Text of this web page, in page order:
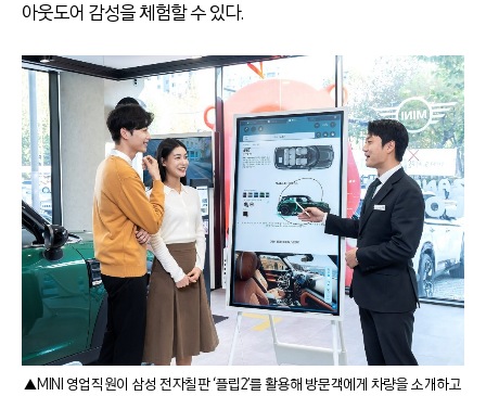
아웃도어 감성을 체험할 수 있다.
▲MINI 영업직원이 삼성 전자칠판 ‘플립2’를 활용해 방문객에게 차량을 소개하고